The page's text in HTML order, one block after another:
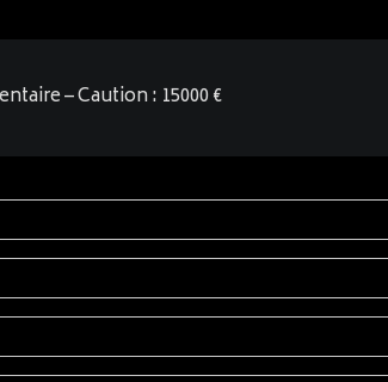
– Caution : 15000 €